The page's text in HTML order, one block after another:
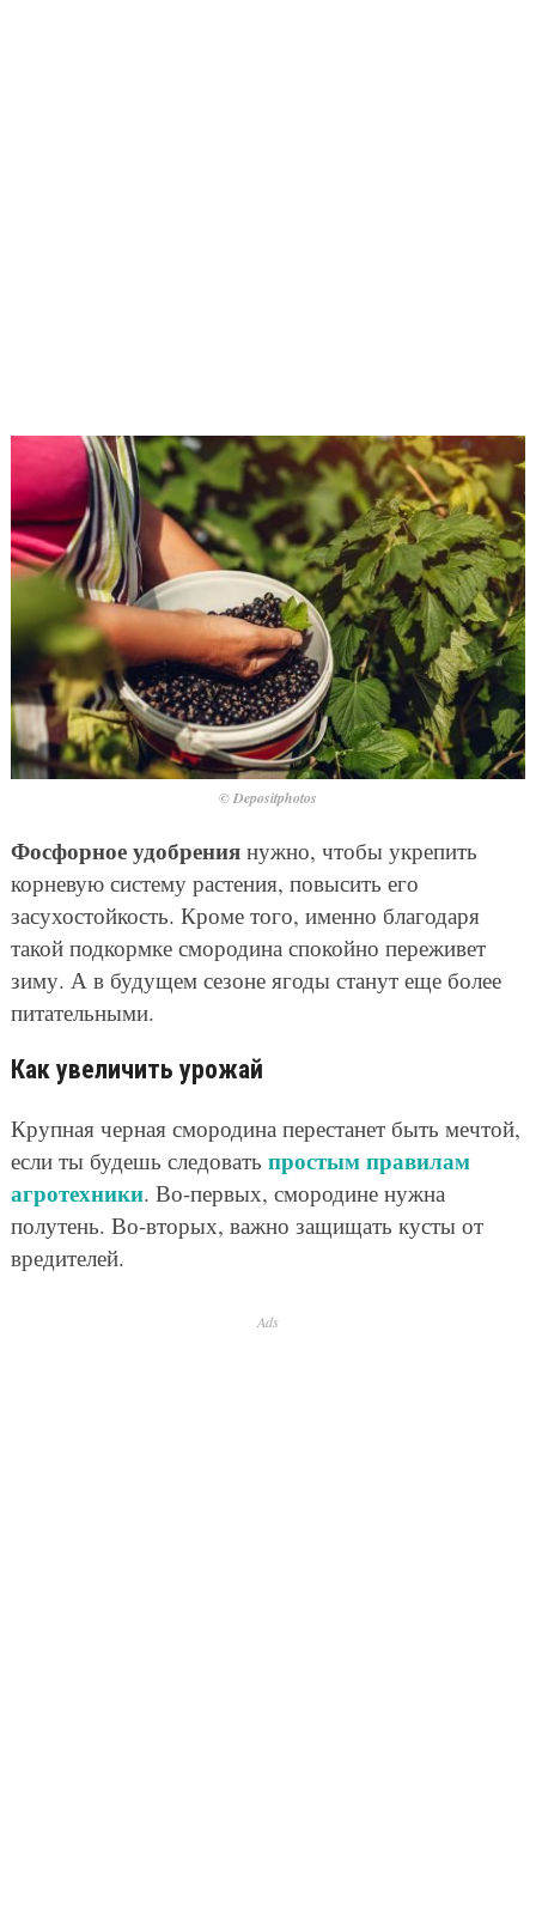
© Depositphotos
Фосфорное удобрениянужно, чтобы укрепить
корневую систему растения, повысить его
засухостойкость. Кроме того, именно благодаря
такой подкормке смородина спокойно переживет
зиму. А в будущем сезоне ягоды станут еще более
питательными.
Как увеличить урожай
Крупная черная смородина перестанет быть мечтой,
если ты будешь следовать простым правилам
агротехники. Во-первых, смородине нужна
полутень. Во-вторых, важно защищать кусты от
вредителей.
Ads